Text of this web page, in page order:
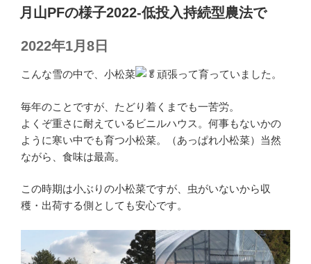
稿
日:
月山PFの様子2022-低投入持続型農法で
2022年1月8日
こんな雪の中で、小松菜 頑張って育っていました。
毎年のことですが、たどり着くまでも一苦労。
よくぞ重さに耐えているビニルハウス。何事もないかの
ように寒い中でも育つ小松菜。（あっぱれ小松菜）当然
ながら、食味は最高。
この時期は小ぶりの小松菜ですが、虫がいないから収
穫・出荷する側としても安心です。